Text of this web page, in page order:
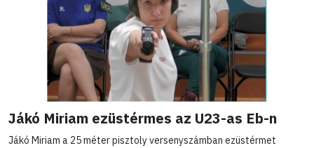
Jákó Miriam ezüstérmes az U23-as Eb-n
Jákó Miriam a 25 méter pisztoly versenyszámban ezüstérmet